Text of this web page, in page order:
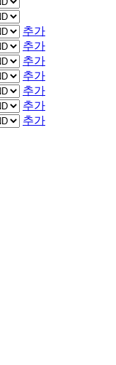
추가
추가
추가
추가
추가
추가
추가